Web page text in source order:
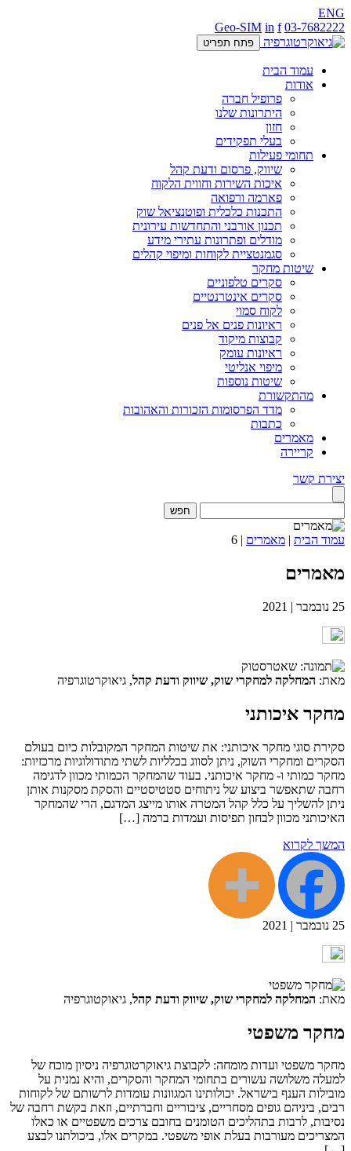
ENG
Geo-SIM in f 03-7682222
פתח תפריט
עמוד הבית
אודות
פרופיל חברה
היתרונות שלנו
חזון
בעלי תפקידים
תחומי פעילות
שיווק, פרסום ודעת קהל
איכות השירות וחווית הלקוח
פארמה ורפואה
התכנות כלכלית ופוטנציאל שוק
תכנון אורבני והתחדשות עירונית
מודלים ופתרונות עתירי מידע
סגמנטציית לקוחות ומיפוי קהלים
שיטות מחקר
סקרים טלפוניים
סקרים אינטרנטיים
לקוח סמוי
ראיונות פנים אל פנים
קבוצות מיקוד
ראיונות עומק
מיפוי אנליטי
שיטות נוספות
מהתקשורת
מדד הפרסומות הזכורות והאהובות
כתבות
מאמרים
קריירה
יצירת קשר
חפש
עמוד הבית | מאמרים |
6
מאמרים
25 נובמבר |
2021
מאת: המחלקה למחקרי שוק, שיווק ודעת קהל, גיאוקרטוגרפיה
מחקר איכותני
סקירת סוגי מחקר איכותני: את שיטות המחקר המקובלות כיום בעולם
הסקרים ומחקרי השוק, ניתן לסווג בכלליות לשתי מתודולוגיות מרכזיות:
מחקר כמותי ו- מחקר איכותני. בעוד שהמחקר הכמותי מכוון לדגימה
רחבה שתאפשר ביצוע של ניתוחים סטטיסטיים והסקת מסקנות אותן
ניתן להשליך על כלל קהל המטרה אותו מייצג המדגם, הרי שהמחקר
האיכותני מכוון לבחון תפיסות ועמדות ברמה […]
המשך לקרוא
25 נובמבר |
2021
מאת: המחלקה למחקרי שוק, שיווק ודעת קהל, גיאוקטוגרפיה
מחקר משפטי
מחקר משפטי ועדות מומחה: לקבוצת גיאוקרטוגרפיה ניסיון מוכח של
למעלה משלושה עשורים בתחומי המחקר והסקרים, והיא נמנית על
מובילות הענף בישראל. יכולותינו המגוונות עומדות לרשותם של לקוחות
רבים, ביניהם גופים מסחריים, ציבוריים וחברתיים, וזאת בקשת רחבה של
נסיבות, לרבות בתהליכים הטומנים בחובם צרכים משפטיים או כאלו
המצריכים מעורבות בעלת אופי משפטי. במקרים אלו, ביכולתנו לבצע